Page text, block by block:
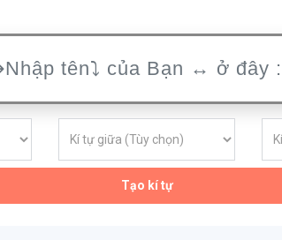
Tạo kí tự